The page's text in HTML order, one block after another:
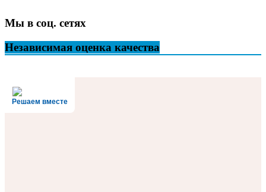
Мы в соц. сетях
Независимая оценка качества
Решаем вместе